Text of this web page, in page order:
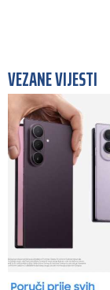
VEZANE VIJESTI